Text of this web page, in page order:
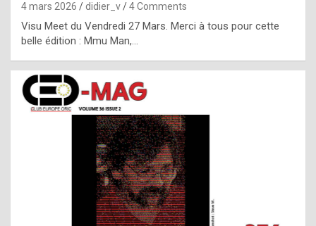
p
l
c
h
i
s
t
o
r
4 mars 2026 didier_v 4 Comments
Visu Meet du Vendredi 27 Mars. Merci à tous pour cette
belle édition : Mmu Man,…